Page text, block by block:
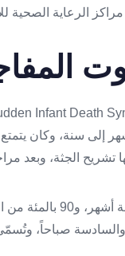
مراكز الرعاية
إلى سنة، وكان
الجثة، وبعد
صباحاً،